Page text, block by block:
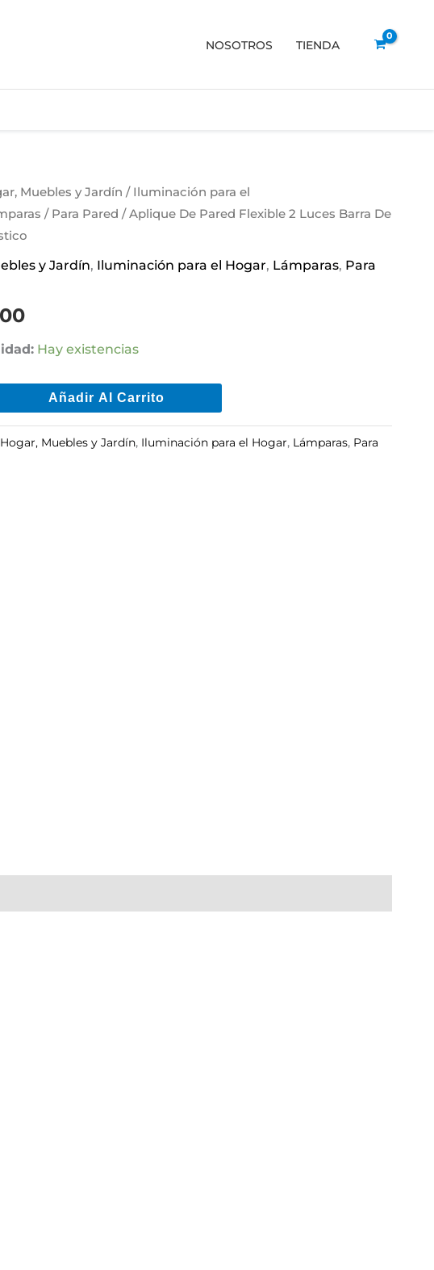
NOSOTROS TIENDA
Muebles y Jardín / Iluminación para el
/ Para Pared / Aplique De Pared Flexible 2 Luces Barra De
y Jardín, Iluminación para el Hogar, Lámparas, Para
Hay existencias
Añadir Al Carrito
Hogar, Muebles y Jardín, Iluminación para el Hogar, Lámparas, Para